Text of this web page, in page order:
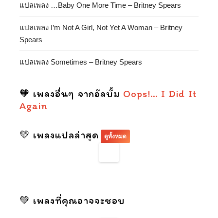
แปลเพลง …Baby One More Time – Britney Spears
แปลเพลง I’m Not A Girl, Not Yet A Woman – Britney
Spears
แปลเพลง Sometimes – Britney Spears
🧡 เพลงอื่นๆ จากอัลบั้ม Oops!… I Did It
Again
💛 เพลงแปลล่าสุด ดูทั้งหมด
💚 เพลงที่คุณอาจจะชอบ